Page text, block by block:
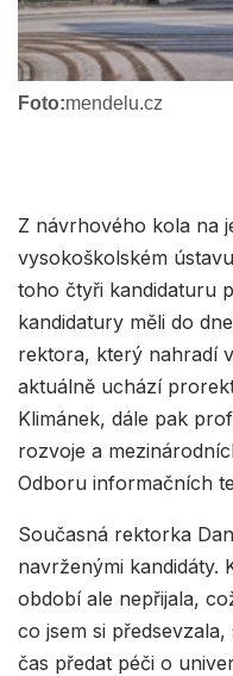
Foto:mendelu.cz
Z návrhového kola na
vysokoškolském
toho čtyři kandidaturu
kandidatury měli do
rektora, který nahradí
aktuálně uchází
Klimánek, dále pak
rozvoje a
Odboru informačních
Současná rektorka
navrženými kandidáty.
období ale nepřijala,
co jsem si
čas předat péči o